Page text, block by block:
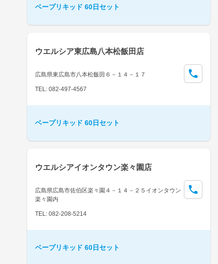
ベープリキッド 60日セット
ウエルシア東広島八本松飯田店
広島県東広島市八本松飯田６－１４－１７
TEL: 082-497-4567
ベープリキッド 60日セット
ウエルシアイオンタウン楽々園店
広島県広島市佐伯区楽々園４－１４－２５イオンタウン
楽々園内
TEL: 082-208-5214
ベープリキッド 60日セット